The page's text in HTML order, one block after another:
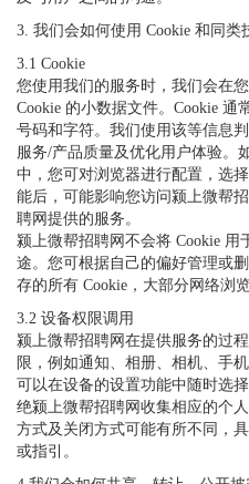
3. 我们会如何使用 Cookie 和同类
3.1 Cookie
您使用我们的服务时，我们会在
Cookie 的小数据文件。Cookie
号码和字符。我们使用该等信息
服务/产品质量及优化用户体验。
中，您可对浏览器进行配置，选
能后，可能影响您访问颍上微帮
聘网提供的服务。
颍上微帮招聘网不会将 Cookie 用
途。您可根据自己的偏好管理或
存的所有 Cookie，大部分网络浏
3.2 设备权限调用
颍上微帮招聘网在提供服务的过
限，例如通知、相册、相机、手
可以在设备的设置功能中随时选
绝颍上微帮招聘网收集相应的个
方式及关闭方式可能有所不同，
或指引。